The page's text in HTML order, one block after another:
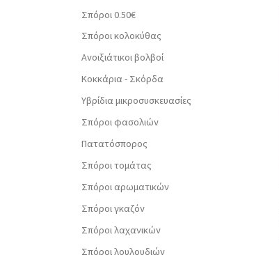
Σπόροι 0.50€
Σπόροι κολοκύθας
Ανοιξιάτικοι βολβοί
Κοκκάρια - Σκόρδα
Υβρίδια μικροσυσκευασίες
Σπόροι φασολιών
Πατατόσπορος
Σπόροι τομάτας
Σπόροι αρωματικών
Σπόροι γκαζόν
Σπόροι λαχανικών
Σπόροι λουλουδιών